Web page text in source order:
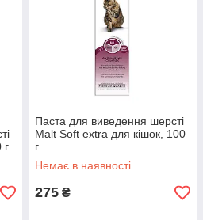
Паста для виведення шерсті
Malt Soft extra для кішок, 100
г.
Немає в наявності
275 ₴